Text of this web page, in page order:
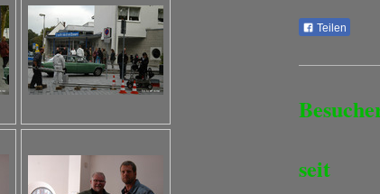
Teilen
seit